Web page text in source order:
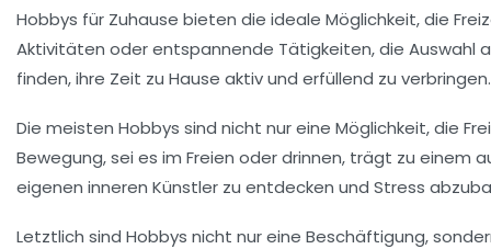
Hobbys für Zuhause bieten die ideale Möglichkeit, die
Aktivitäten oder entspannende Tätigkeiten, die Auswahl
finden, ihre Zeit zu Hause aktiv und erfüllend zu verbringen.
Die meisten Hobbys sind nicht nur eine Möglichkeit, die
Bewegung, sei es im Freien oder drinnen, trägt zu einem
eigenen inneren Künstler zu entdecken und Stress
Letztlich sind Hobbys nicht nur eine Beschäftigung,